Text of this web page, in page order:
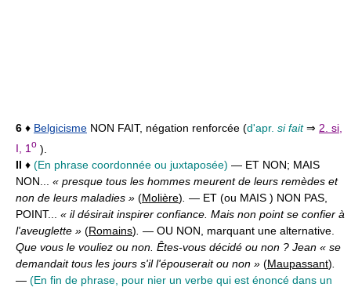
6 ♦ Belgicisme NON FAIT, négation renforcée (d'apr. si fait⇒ 2. si,
I, 1o ).
II ♦ (En phrase coordonnée ou juxtaposée) — ET NON; MAIS
NON... « presque tous les hommes meurent de leurs remèdes et
non de leurs maladies » (Molière). — ET (ou MAIS ) NON PAS,
POINT... « il désirait inspirer confiance. Mais non point se confier à
l'aveuglette » (Romains). — OU NON, marquant une alternative.
Que vous le vouliez ou non. Êtes-vous décidé ou non ? Jean « se
demandait tous les jours s'il l'épouserait ou non » (Maupassant).
— (En fin de phrase, pour nier un verbe qui est énoncé dans un